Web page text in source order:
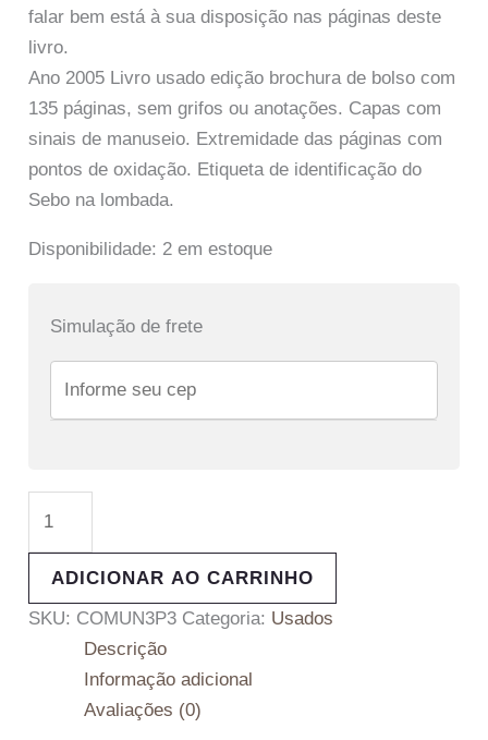
falar bem está à sua disposição nas páginas deste
livro.
Ano 2005 Livro usado edição brochura de bolso com
135 páginas, sem grifos ou anotações. Capas com
sinais de manuseio. Extremidade das páginas com
pontos de oxidação. Etiqueta de identificação do
Sebo na lombada.
Disponibilidade: 2 em estoque
Simulação de frete
ADICIONAR AO CARRINHO
SKU: COMUN3P3 Categoria: Usados
Descrição
Informação adicional
Avaliações (0)